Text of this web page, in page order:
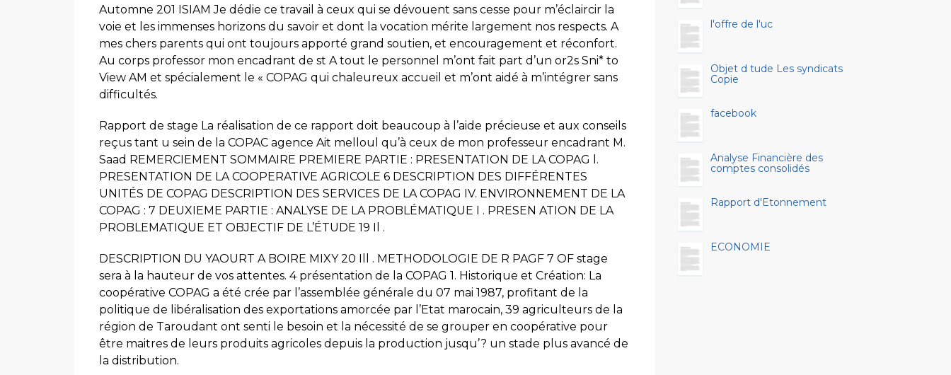
Automne 201 ISIAM Je dédie ce travail à ceux qui se dévouent sans cesse pour m’éclaircir la
voie et les immenses horizons du savoir et dont la vocation mérite largement nos respects. A
mes chers parents qui ont toujours apporté grand soutien, et encouragement et réconfort.
Au corps professor mon encadrant de st A tout le personnel m’ont fait part d’un or2s Sni* to
View AM et spécialement le « COPAG qui chaleureux accueil et m’ont aidé à m’intégrer sans
difficultés.
Rapport de stage La réalisation de ce rapport doit beaucoup à l’aide précieuse et aux conseils
reçus tant u sein de la COPAC agence Ait melloul qu’à ceux de mon professeur encadrant M.
Saad REMERCIEMENT SOMMAIRE PREMIERE PARTIE : PRESENTATION DE LA COPAG l.
PRESENTATION DE LA COOPERATIVE AGRICOLE 6 DESCRIPTION DES DIFFÉRENTES
UNITÉS DE COPAG DESCRIPTION DES SERVICES DE LA COPAG IV. ENVIRONNEMENT DE LA
COPAG : 7 DEUXIEME PARTIE : ANALYSE DE LA PROBLÉMATIQUE I . PRESEN ATION DE LA
PROBLEMATIQUE ET OBJECTIF DE L’ÉTUDE 19 Il .
DESCRIPTION DU YAOURT A BOIRE MIXY 20 Ill . METHODOLOGIE DE R PAGF 7 OF stage
sera à la hauteur de vos attentes. 4 présentation de la COPAG 1. Historique et Création: La
coopérative COPAG a été crée par l’assemblée générale du 07 mai 1987, profitant de la
politique de libéralisation des exportations amorcée par l’Etat marocain, 39 agriculteurs de la
région de Taroudant ont senti le besoin et la nécessité de se grouper en coopérative pour
être maitres de leurs produits agricoles depuis la production jusqu’? un stade plus avancé de
la distribution.
l'offre de l'uc
Objet d tude Les syndicats
Copie
facebook
Analyse Financière des
comptes consolidés
Rapport d'Etonnement
ECONOMIE